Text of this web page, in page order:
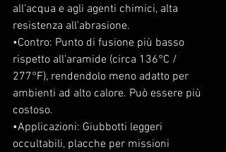
all'acqua e agli agenti chimici, alta
resistenza all'abrasione.
•Contro: Punto di fusione più basso
rispetto all'aramide (circa 136°C /
277°F), rendendolo meno adatto per
ambienti ad alto calore. Può essere più
costoso.
•Applicazioni: Giubbotti leggeri
occultabili, placche per missioni